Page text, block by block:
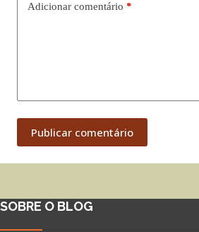
Adicionar comentário *
Publicar comentário
SOBRE O BLOG